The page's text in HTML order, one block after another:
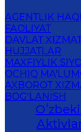
AGENTLIK
FAOLIYAT
DAVLAT
HUJJATLAR
MAXFIYLIK
OCHIQ
AXBOROT
BOG‘LANISH